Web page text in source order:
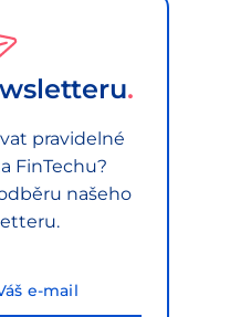
pravidelné
FinTechu?
našeho